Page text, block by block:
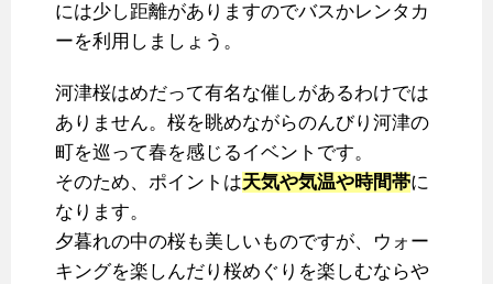
には少し距離がありますのでバスかレンタカ
ーを利用しましょう。
河津桜はめだって有名な催しがあるわけでは
ありません。桜を眺めながらのんびり河津の
町を巡って春を感じるイベントです。
そのため、ポイントは天気や気温や時間帯に
なります。
夕暮れの中の桜も美しいものですが、ウォー
キングを楽しんだり桜めぐりを楽しむならや